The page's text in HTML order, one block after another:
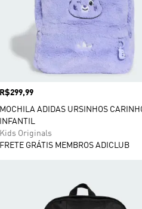
Preço
R$299,99
MOCHILA ADIDAS URSINHOS
INFANTIL
Kids Originals
FRETE GRÁTIS MEMBROS ADICLUB